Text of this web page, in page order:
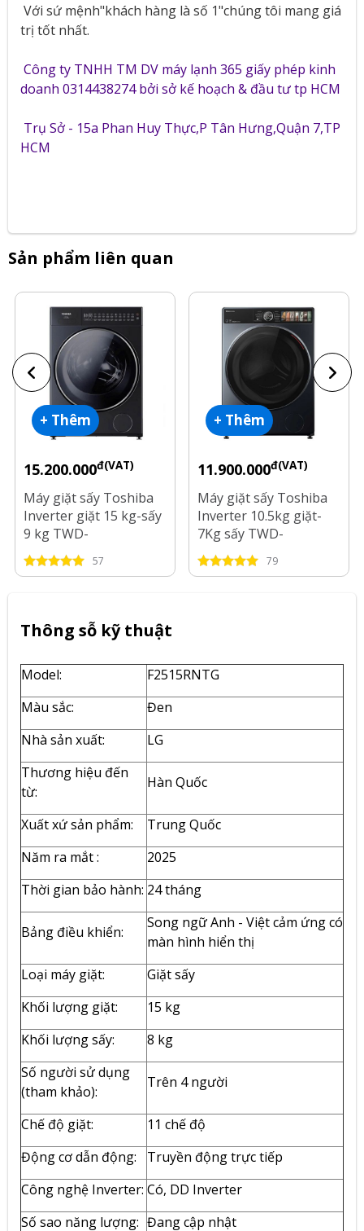
Với sứ mệnh"khách hàng là số 1"chúng tôi mang giá
trị tốt nhất.
Công ty TNHH TM DV máy lạnh 365 giấy phép kinh
doanh 0314438274 bởi sở kế hoạch & đầu tư tp HCM
Trụ Sở - 15a Phan Huy Thực,P Tân Hưng,Quận 7,TP
HCM
Sản phẩm liên quan
+ Thêm
15.200.000đ(VAT)
Máy giặt sấy Toshiba
Inverter giặt 15 kg-sấy
9 kg TWD-
T35BP160MWV(MG)
57
+ Thêm
11.900.000đ(VAT)
Máy giặt sấy Toshiba
Inverter 10.5kg giặt-
7Kg sấy TWD-
T27BZP115MWV(MG)
79
Thông sỗ kỹ thuật
Model:
F2515RNTG
Màu sắc:
Đen
Nhà sản xuất:
LG
Thương hiệu đến
từ:
Hàn Quốc
Xuất xứ sản phẩm:
Trung Quốc
Năm ra mắt :
2025
Thời gian bảo hành: 24 tháng
Bảng điều khiển:
Song ngữ Anh - Việt cảm ứng có
màn hình hiển thị
Loại máy giặt:
Giặt sấy
Khối lượng giặt:
15 kg
Khối lượng sấy:
8 kg
Số người sử dụng
(tham khảo):
Trên 4 người
Chế độ giặt:
11 chế độ
Động cơ dẫn động:
Truyền động trực tiếp
Công nghệ Inverter: Có, DD Inverter
Số sao năng lượng: Đang cập nhật